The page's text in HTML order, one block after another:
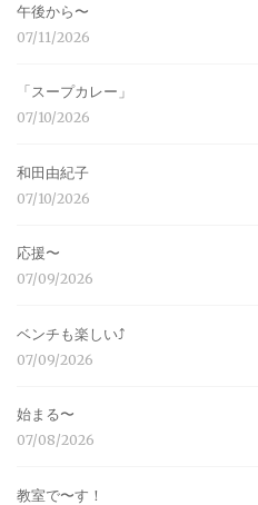
午後から〜
07/11/2026
「スープカレー」
07/10/2026
和田由紀子
07/10/2026
応援〜
07/09/2026
ベンチも楽しい⤴︎
07/09/2026
始まる〜
07/08/2026
教室で〜す！